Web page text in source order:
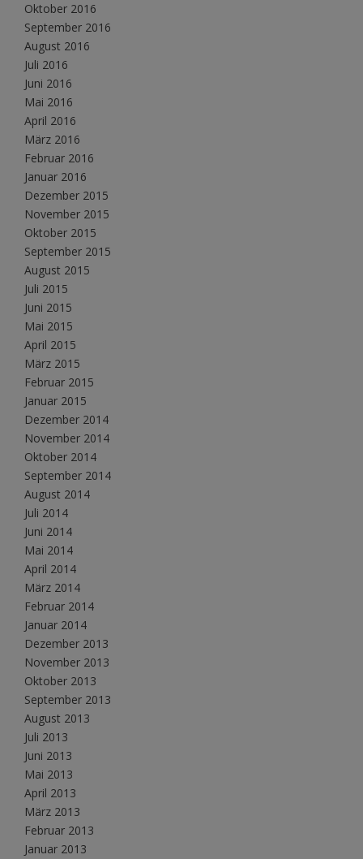
Oktober 2016
September 2016
August 2016
Juli 2016
Juni 2016
Mai 2016
April 2016
März 2016
Februar 2016
Januar 2016
Dezember 2015
November 2015
Oktober 2015
September 2015
August 2015
Juli 2015
Juni 2015
Mai 2015
April 2015
März 2015
Februar 2015
Januar 2015
Dezember 2014
November 2014
Oktober 2014
September 2014
August 2014
Juli 2014
Juni 2014
Mai 2014
April 2014
März 2014
Februar 2014
Januar 2014
Dezember 2013
November 2013
Oktober 2013
September 2013
August 2013
Juli 2013
Juni 2013
Mai 2013
April 2013
März 2013
Februar 2013
Januar 2013